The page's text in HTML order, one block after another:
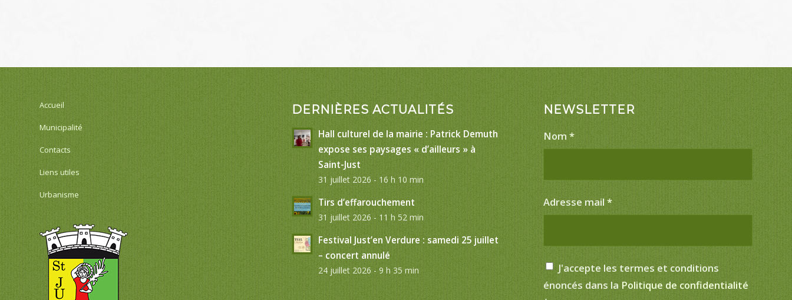
Accueil
Municipalité
Contacts
Liens utiles
Urbanisme
DERNIÈRES ACTUALITÉS
Hall culturel de la mairie : Patrick Demuth
expose ses paysages « d’ailleurs » à
Saint-Just
31 juillet 2026 - 16 h 10 min
Tirs d’effarouchement
31 juillet 2026 - 11 h 52 min
Festival Just’en Verdure : samedi 25 juillet
– concert annulé
24 juillet 2026 - 9 h 35 min
NEWSLETTER
Nom*
Adresse mail*
J'accepte les termes et conditions
énoncés dans la Politique de confidentialité